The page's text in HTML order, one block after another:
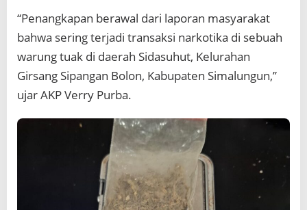
“Penangkapan berawal dari laporan masyarakat
bahwa sering terjadi transaksi narkotika di sebuah
warung tuak di daerah Sidasuhut, Kelurahan
Girsang Sipangan Bolon, Kabupaten Simalungun,”
ujar AKP Verry Purba.